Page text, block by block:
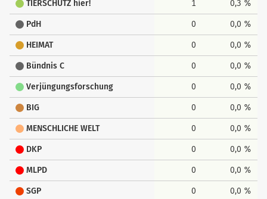
TIERSCHUTZ hier! 1 0,3 %
PdH 0 0,0 %
HEIMAT 0 0,0 %
Bündnis C 0 0,0 %
Verjüngungsforschung 0 0,0 %
BIG 0 0,0 %
MENSCHLICHE WELT 0 0,0 %
DKP 0 0,0 %
MLPD 0 0,0 %
SGP 0 0,0 %